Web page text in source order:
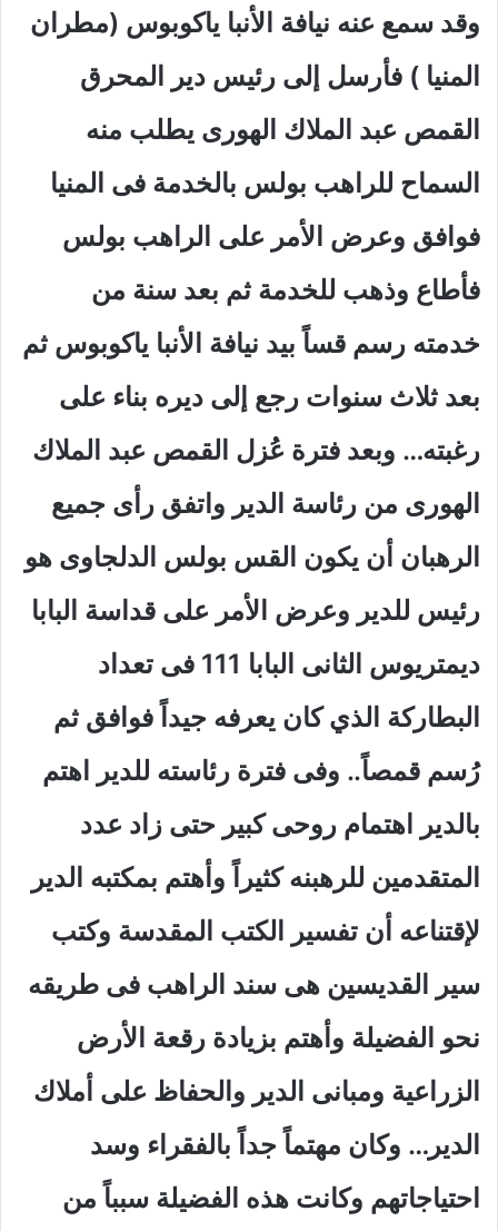
وقد سمع عنه نيافة الأنبا ياكوبوس (مطران
المنيا ) فأرسل إلى رئيس دير المحرق
القمص عبد الملاك الهورى يطلب منه
السماح للراهب بولس بالخدمة فى المنيا
فوافق وعرض الأمر على الراهب بولس
فأطاع وذهب للخدمة ثم بعد سنة من
خدمته رسم قساً بيد نيافة الأنبا ياكوبوس ثم
بعد ثلاث سنوات رجع إلى ديره بناء على
رغبته… وبعد فترة عُزل القمص عبد الملاك
الهورى من رئاسة الدير واتفق رأى جميع
الرهبان أن يكون القس بولس الدلجاوى هو
رئيس للدير وعرض الأمر على قداسة البابا
ديمتريوس الثانى البابا 111 فى تعداد
البطاركة الذي كان يعرفه جيداً فوافق ثم
رُسم قمصاً.. وفى فترة رئاسته للدير اهتم
بالدير اهتمام روحى كبير حتى زاد عدد
المتقدمين للرهبنه كثيراً وأهتم بمكتبه الدير
لإقتناعه أن تفسير الكتب المقدسة وكتب
سير القديسين هى سند الراهب فى طريقه
نحو الفضيلة وأهتم بزيادة رقعة الأرض
الزراعية ومبانى الدير والحفاظ على أملاك
الدير… وكان مهتماً جداً بالفقراء وسد
احتياجاتهم وكانت هذه الفضيلة سبباً من